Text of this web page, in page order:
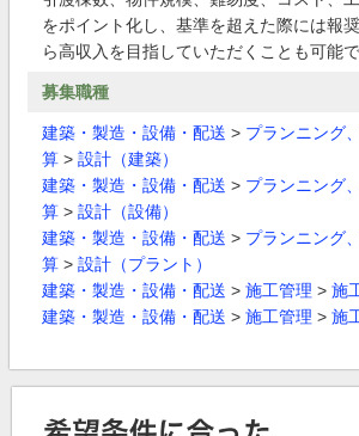
をポイント化し、基準を超えた際には報
ら高収入を目指していただくことも可能で
募集職種
建築・製造・設備・配送 > プランニング
算 > 設計（建築）
建築・製造・設備・配送 > プランニング
算 > 設計（設備）
建築・製造・設備・配送 > プランニング
算 > 設計（プラント）
建築・製造・設備・配送 > 施工管理 > 施
建築・製造・設備・配送 > 施工管理 > 施